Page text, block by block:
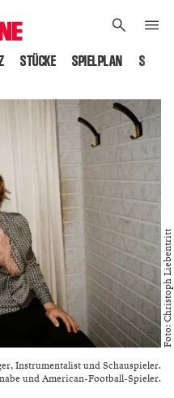
STÜCKE SPIELPLAN
Instrumentalist und Schauspieler.
und American-Football-Spieler.
Foto: Christoph Liebentritt